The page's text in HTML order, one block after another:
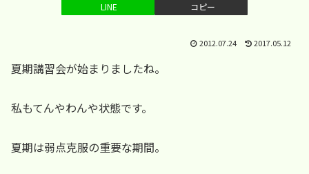
LINE コピー
2012.07.24 2017.05.12
夏期講習会が始まりましたね。
私もてんやわんや状態です。
夏期は弱点克服の重要な期間。